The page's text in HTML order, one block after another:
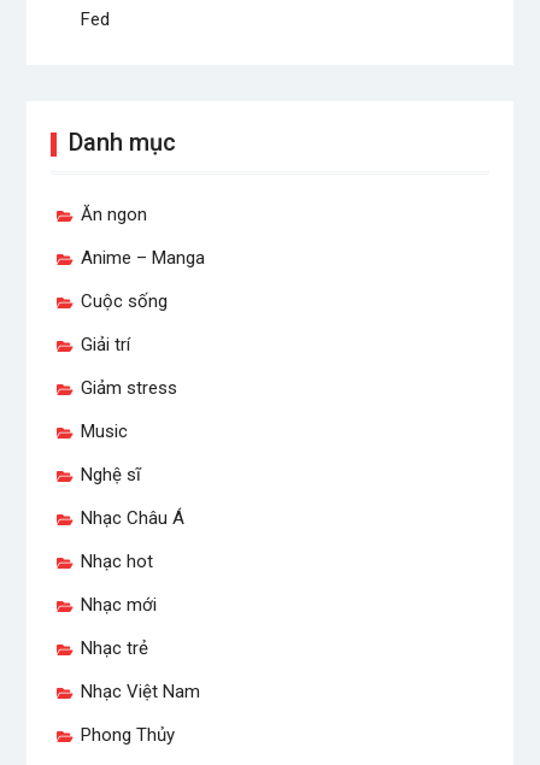
Fed
Danh mục
Ăn ngon
Anime – Manga
Cuộc sống
Giải trí
Giảm stress
Music
Nghệ sĩ
Nhạc Châu Á
Nhạc hot
Nhạc mới
Nhạc trẻ
Nhạc Việt Nam
Phong Thủy